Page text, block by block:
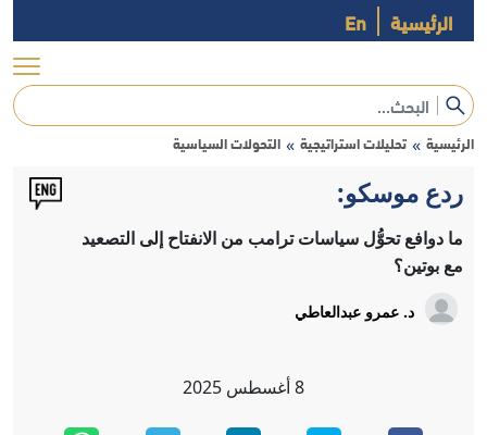
الرئيسية En
الرئيسية » تحليلات استراتيجية » التحولات السياسية
ردع موسكو:
ما دوافع تحوُّل سياسات ترامب من الانفتاح إلى التصعيد
مع بوتين؟
د. عمرو عبدالعاطي
8أغسطس 2025